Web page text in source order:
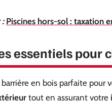
: Piscines hors-sol : taxation
essentiels pour
en bois parfaite pour
tout en assurant votre